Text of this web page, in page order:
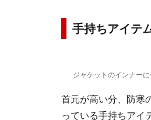
手持ちアイテ
ジャケットのインナー
首元が高い分、防寒
っている手持ちアイ